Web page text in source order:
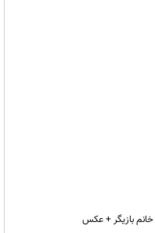
بازیگر + عکس